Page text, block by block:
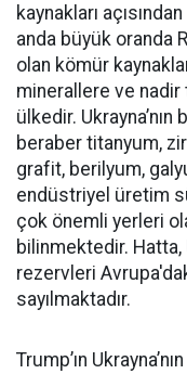
kaynakları
anda büyük oranda
olan kömür
minerallere ve
ülkedir.
beraber titanyum,
grafit, berilyum,
endüstriyel üretim
çok önemli yerleri
bilinmektedir. Hatta,
rezervleri
sayılmaktadır.
Trump’ın